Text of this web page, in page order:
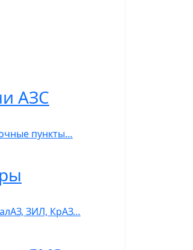
АЗС
пункты…
ЗИЛ, КрАЗ…